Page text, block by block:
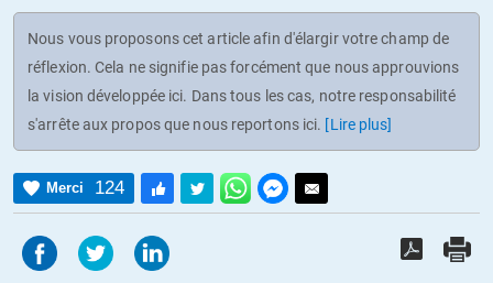
Nous vous proposons cet article afin d'élargir votre champ de
réflexion. Cela ne signifie pas forcément que nous approuvions
la vision développée ici. Dans tous les cas, notre responsabilité
s'arrête aux propos que nous reportons ici. [Lire plus]
Merci 124